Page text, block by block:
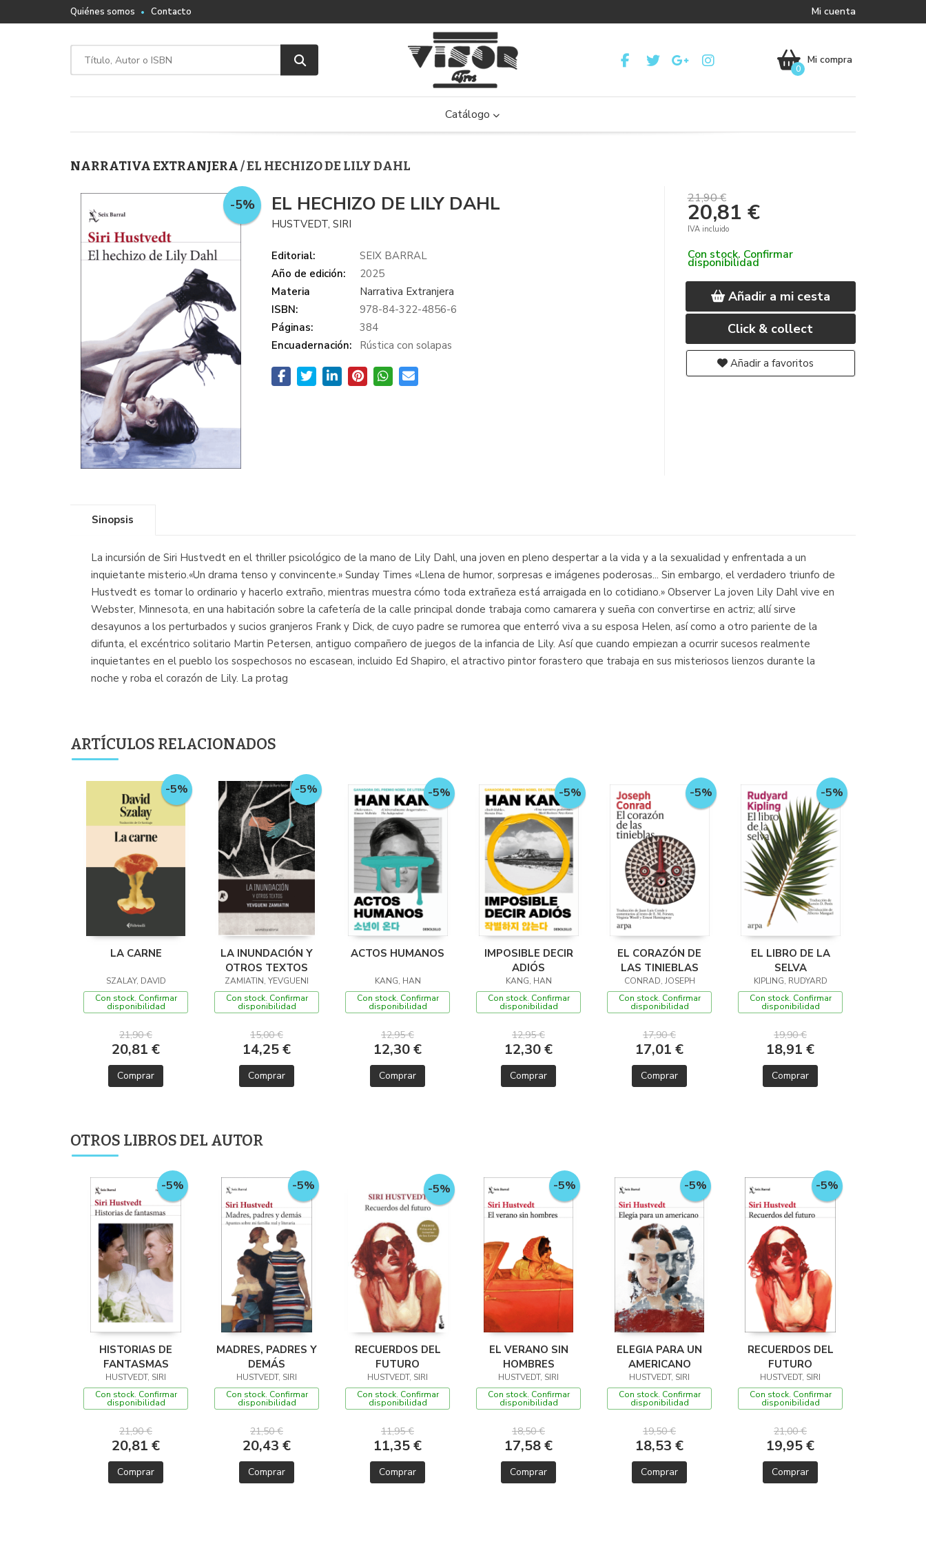
Mi cuenta
Quiénes somos Contacto
Mi compra
0
Catálogo
NARRATIVA EXTRANJERA/ EL HECHIZO DE LILY DAHL
-5% EL HECHIZO DE LILY DAHL
HUSTVEDT, SIRI
Editorial:
SEIX BARRAL
Año de edición:
2025
Materia
Narrativa Extranjera
ISBN:
978-84-322-4856-6
Páginas:
384
Encuadernación:
Rústica con solapas
21,90 €
20,81 €
IVA incluido
Con stock. Confirmar
disponibilidad
Añadir a mi cesta
Click & collect
Añadir a favoritos
Sinopsis
La incursión de Siri Hustvedt en el thriller psicológico de la mano de Lily Dahl, una joven en pleno despertar a la vida y a la sexualidad y enfrentada a un
inquietante misterio.«Un drama tenso y convincente.» Sunday Times «Llena de humor, sorpresas e imágenes poderosas... Sin embargo, el verdadero triunfo de
Hustvedt es tomar lo ordinario y hacerlo extraño, mientras muestra cómo toda extrañeza está arraigada en lo cotidiano.» Observer La joven Lily Dahl vive en
Webster, Minnesota, en una habitación sobre la cafetería de la calle principal donde trabaja como camarera y sueña con convertirse en actriz; allí sirve
desayunos a los perturbados y sucios granjeros Frank y Dick, de cuyo padre se rumorea que enterró viva a su esposa Helen, así como a otro pariente de la
difunta, el excéntrico solitario Martin Petersen, antiguo compañero de juegos de la infancia de Lily. Así que cuando empiezan a ocurrir sucesos realmente
inquietantes en el pueblo los sospechosos no escasean, incluido Ed Shapiro, el atractivo pintor forastero que trabaja en sus misteriosos lienzos durante la
noche y roba el corazón de Lily. La protag
ARTÍCULOS RELACIONADOS
-5%
LA CARNE
SZALAY, DAVID
Con stock. Confirmar
disponibilidad
21,90 €
20,81 €
Comprar
-5%
LA INUNDACIÓN Y
OTROS TEXTOS
ZAMIATIN, YEVGUENI
Con stock. Confirmar
disponibilidad
15,00 €
14,25 €
Comprar
-5%
ACTOS HUMANOS
KANG, HAN
Con stock. Confirmar
disponibilidad
12,95 €
12,30 €
Comprar
-5%
IMPOSIBLE DECIR
ADIÓS
KANG, HAN
Con stock. Confirmar
disponibilidad
12,95 €
12,30 €
Comprar
-5%
EL CORAZÓN DE
LAS TINIEBLAS
CONRAD, JOSEPH
Con stock. Confirmar
disponibilidad
17,90 €
17,01 €
Comprar
-5%
EL LIBRO DE LA
SELVA
KIPLING, RUDYARD
Con stock. Confirmar
disponibilidad
19,90 €
18,91 €
Comprar
OTROS LIBROS DEL AUTOR
-5%
HISTORIAS DE
FANTASMAS
HUSTVEDT, SIRI
Con stock. Confirmar
disponibilidad
21,90 €
20,81 €
Comprar
-5%
MADRES, PADRES Y
DEMÁS
HUSTVEDT, SIRI
Con stock. Confirmar
disponibilidad
21,50 €
20,43 €
Comprar
-5%
RECUERDOS DEL
FUTURO
HUSTVEDT, SIRI
Con stock. Confirmar
disponibilidad
11,95 €
11,35 €
Comprar
-5%
EL VERANO SIN
HOMBRES
HUSTVEDT, SIRI
Con stock. Confirmar
disponibilidad
18,50 €
17,58 €
Comprar
-5%
ELEGIA PARA UN
AMERICANO
HUSTVEDT, SIRI
Con stock. Confirmar
disponibilidad
19,50 €
18,53 €
Comprar
-5%
RECUERDOS DEL
FUTURO
HUSTVEDT, SIRI
Con stock. Confirmar
disponibilidad
21,00 €
19,95 €
Comprar